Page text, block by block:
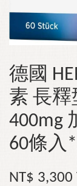
德國
素 長釋
400mg
60條入
NT$ 3,300